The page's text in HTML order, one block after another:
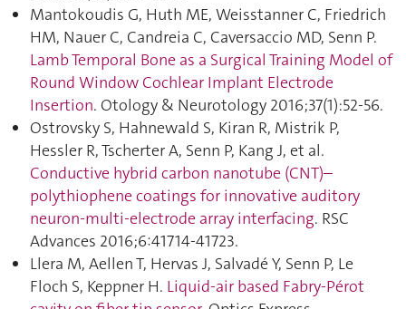
Mantokoudis G, Huth ME, Weisstanner C, Friedrich
HM, Nauer C, Candreia C, Caversaccio MD, Senn P.
Lamb Temporal Bone as a Surgical Training Model of
Round Window Cochlear Implant Electrode
Insertion. Otology & Neurotology 2016;37(1):52‑56.
Ostrovsky S, Hahnewald S, Kiran R, Mistrik P,
Hessler R, Tscherter A, Senn P, Kang J, et al.
Conductive hybrid carbon nanotube (CNT)–
polythiophene coatings for innovative auditory
neuron-multi-electrode array interfacing. RSC
Advances 2016;6:41714‑41723.
Llera M, Aellen T, Hervas J, Salvadé Y, Senn P, Le
Floch S, Keppner H. Liquid-air based Fabry-Pérot